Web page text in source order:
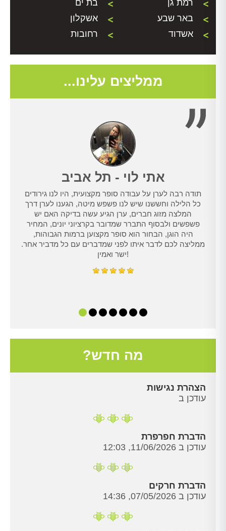
רמת גן
בת ים
באר שבע
אשקלון
אשדוד
רחובות
ממליצים עלינו...
אתי לוי - תל אביב
תודה רבה לערן על עבודה סופר מקצועית, היו לנו גירודים
כל הלילה וחששנו שיש לנו פשפש מיטה, הגענו לערן דרך
המלצה מזוג חברים, ערן הגיע עשה בדיקה האם יש
פשפשים ולבסוף התברר שמדובר בקרציוני יונים, המחיר
היה הוגן, הבחור הוא סופר מקצוען ברמות הגבוהות,
ממליצה לכם לדבר איתו לפני שמדברים עם כל מדביר אחר.
ישר ואמין!
מה חדש?
הצהרת נגישות
עודכן ב
הדברת חפרפרת
עודכן ב 11/06/2026, 12:03
הדברת חרקים
עודכן ב 07/05/2026, 14:36